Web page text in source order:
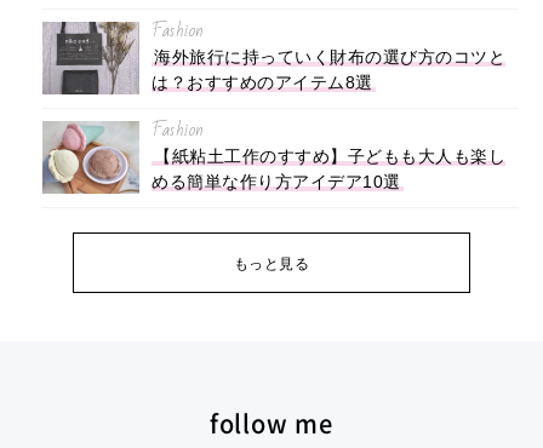
Fashion
海外旅行に持っていく財布の選び方のコツと
は？おすすめのアイテム8選
Fashion
【紙粘土工作のすすめ】子どもも大人も楽し
める簡単な作り方アイデア10選
もっと見る
follow me